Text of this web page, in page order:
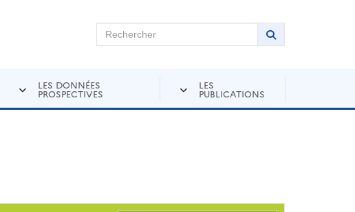
Rechercher sur Andra Inventaire Rechercher
Lancer la
LES DONNÉES
PROSPECTIVES
LES
PUBLICATIONS